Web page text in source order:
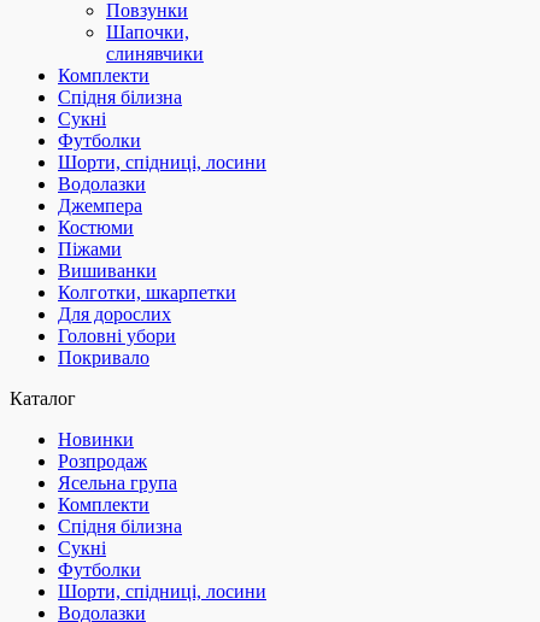
Повзунки
Шапочки,
слинявчики
Комплекти
Спідня білизна
Сукні
Футболки
Шорти, спідниці, лосини
Водолазки
Джемпера
Костюми
Піжами
Вишиванки
Колготки, шкарпетки
Для дорослих
Головні убори
Покривало
Каталог
Новинки
Розпродаж
Ясельна група
Комплекти
Спідня білизна
Сукні
Футболки
Шорти, спідниці, лосини
Водолазки